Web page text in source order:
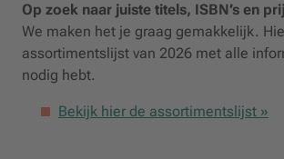
Op zoek naar juiste titels, ISBN’s en
We maken het je graag gemakkelijk.
assortimentslijst van 2026 met alle
nodig hebt.
Bekijk hier de assortimentslijst »